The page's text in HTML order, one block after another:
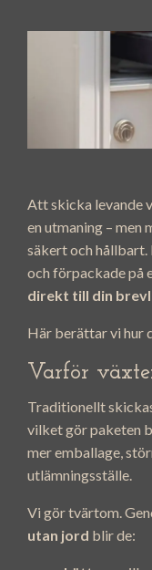
Att skicka levande
en utmaning –
säkert och hållbart.
och förpackade på
direkt till din
Här berättar vi hur
Varför
Traditionellt
vilket gör paketen
mer emballage,
utlämningsställe.
Vi gör tvärtom.
utan jord blir de: